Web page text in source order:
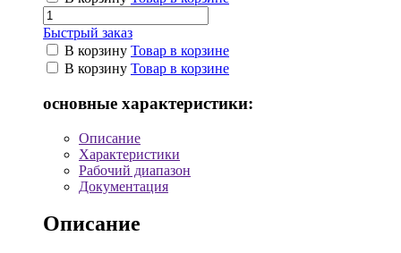
Быстрый заказ
В корзину Товар в корзине
В корзину Товар в корзине
основные характеристики:
Описание
Характеристики
Рабочий диапазон
Документация
Описание